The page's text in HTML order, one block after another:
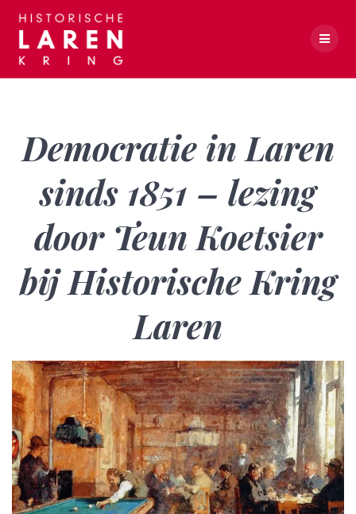
Democratie in Laren
sinds 1851 – lezing
door Teun Koetsier
bij Historische Kring
Laren